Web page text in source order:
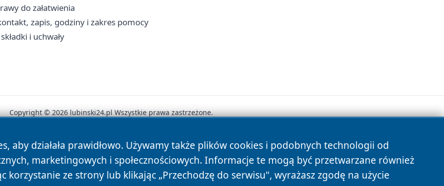
do załatwienia
zapis, godziny i zakres pomocy
i uchwały
aby działała prawidłowo. Używamy także plików cookies i podobnych technologii od
marketingowych i społecznościowych. Informacje te mogą być przetwarzane również
korzystanie ze strony lub klikając „Przechodzę do serwisu", wyrażasz zgodę na użycie
Copyright © 2026 lubinski24.pl Wszystkie prawa zastrzeżone.
Autorzy Polityka Prywatności Polityka Cookies